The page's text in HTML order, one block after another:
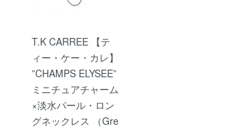
T.K CARREE 【テ
ィー・ケー・カレ】
”CHAMPS ELYSEE”
ミニチュアチャーム
×淡水パール・ロン
グネックレス （Gre